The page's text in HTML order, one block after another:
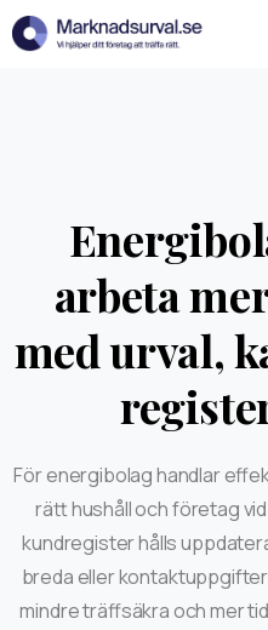
arbeta
med urval,
För energibolag handlar
rätt hushåll och företag
kundregister hålls
breda eller
mindre träffsäkra och mer